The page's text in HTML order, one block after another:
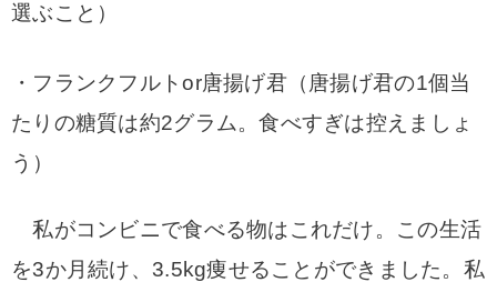
選ぶこと）
・フランクフルトor唐揚げ君（唐揚げ君の1個当
たりの糖質は約2グラム。食べすぎは控えましょ
う）
私がコンビニで食べる物はこれだけ。この生活
を3か月続け、3.5kg痩せることができました。私